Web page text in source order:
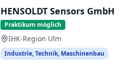
HENSOLDT Sensors GmbH
Praktikum möglich
IHK-Region Ulm
Industrie, Technik, Maschinenbau